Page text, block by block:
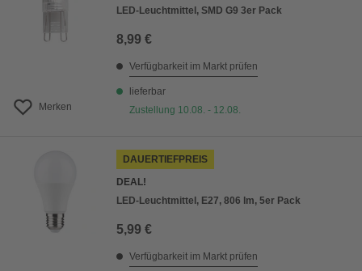
Merken
LED-Leuchtmittel, SMD G9 3er Pack
8,99 €
Verfügbarkeit im Markt prüfen
lieferbar
Zustellung 10.08. - 12.08.
DAUERTIEFPREIS
DEAL!
LED-Leuchtmittel, E27, 806 lm, 5er Pack
5,99 €
Verfügbarkeit im Markt prüfen